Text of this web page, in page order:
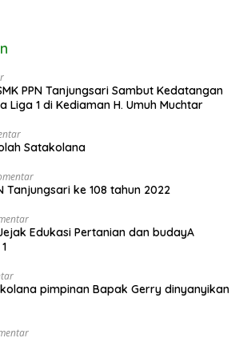
PPN Tanjungsari Sambut Kedatangan
Liga 1 di Kediaman H. Umuh Muchtar
Satakolana
Tanjungsari ke 108 tahun 2022
Edukasi Pertanian dan budayA
pimpinan Bapak Gerry dinyanyikan